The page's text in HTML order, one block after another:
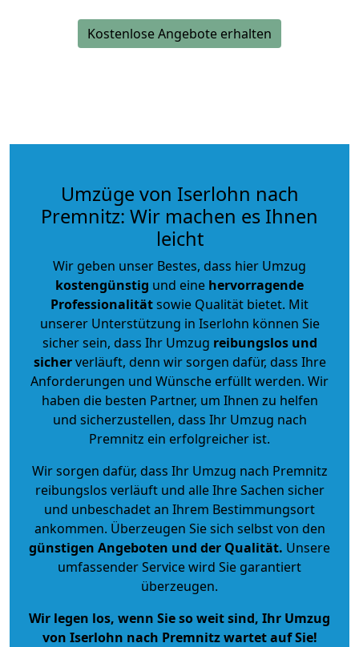
Kostenlose Angebote erhalten
Umzüge von Iserlohn nach
Premnitz: Wir machen es Ihnen
leicht
Wir geben unser Bestes, dass hier Umzug
kostengünstig und eine hervorragende
Professionalitätsowie Qualität bietet. Mit
unserer Unterstützung in Iserlohn können Sie
sicher sein, dass Ihr Umzug reibungslos und
sicherverläuft, denn wir sorgen dafür, dass Ihre
Anforderungen und Wünsche erfüllt werden. Wir
haben die besten Partner, um Ihnen zu helfen
und sicherzustellen, dass Ihr Umzug nach
Premnitz ein erfolgreicher ist.
Wir sorgen dafür, dass Ihr Umzug nach Premnitz
reibungslos verläuft und alle Ihre Sachen sicher
und unbeschadet an Ihrem Bestimmungsort
ankommen. Überzeugen Sie sich selbst von den
günstigen Angeboten und der Qualität. Unsere
umfassender Service wird Sie garantiert
überzeugen.
Wir legen los, wenn Sie so weit sind, Ihr Umzug
von Iserlohn nach Premnitz wartet auf Sie!